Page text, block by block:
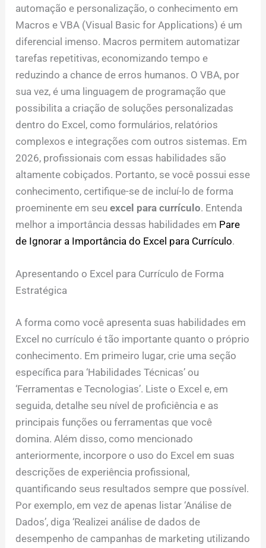
automação e personalização, o conhecimento em
Macros e VBA (Visual Basic for Applications) é um
diferencial imenso. Macros permitem automatizar
tarefas repetitivas, economizando tempo e
reduzindo a chance de erros humanos. O VBA, por
sua vez, é uma linguagem de programação que
possibilita a criação de soluções personalizadas
dentro do Excel, como formulários, relatórios
complexos e integrações com outros sistemas. Em
2026, profissionais com essas habilidades são
altamente cobiçados. Portanto, se você possui esse
conhecimento, certifique-se de incluí-lo de forma
proeminente em seuexcel para currículo. Entenda
melhor a importância dessas habilidades em Pare
de Ignorar a Importância do Excel para Currículo.
Apresentando o Excel para Currículo de Forma
Estratégica
A forma como você apresenta suas habilidades em
Excel no currículo é tão importante quanto o próprio
conhecimento. Em primeiro lugar, crie uma seção
específica para ‘Habilidades Técnicas’ ou
‘Ferramentas e Tecnologias’. Liste o Excel e, em
seguida, detalhe seu nível de proficiência e as
principais funções ou ferramentas que você
domina. Além disso, como mencionado
anteriormente, incorpore o uso do Excel em suas
descrições de experiência profissional,
quantificando seus resultados sempre que possível.
Por exemplo, em vez de apenas listar ‘Análise de
Dados’, diga ‘Realizei análise de dados de
desempenho de campanhas de marketing utilizando